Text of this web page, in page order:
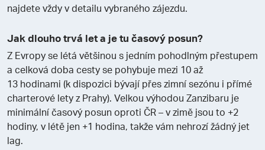
najdete vždy v detailu vybraného zájezdu.
Jak dlouho trvá let a je tu časový posun?
Z Evropy se létá většinou s jedním pohodlným přestupem
a celková doba cesty se pohybuje mezi 10 až
13 hodinami (k dispozici bývají přes zimní sezónu i přímé
charterové lety z Prahy). Velkou výhodou Zanzibaru je
minimální časový posun oproti ČR – v zimě jsou to +2
hodiny, v létě jen +1 hodina, takže vám nehrozí žádný jet
lag.